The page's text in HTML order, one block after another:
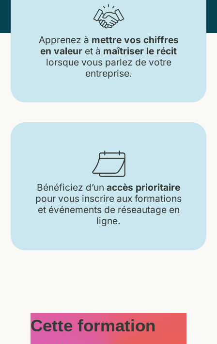
Apprenez à mettre vos chiffres
en valeur et à maîtriser le récit
lorsque vous parlez de votre
entreprise.
Bénéficiez d’un accès prioritaire
pour vous inscrire aux formations
et événements de réseautage en
ligne.
Cette formation